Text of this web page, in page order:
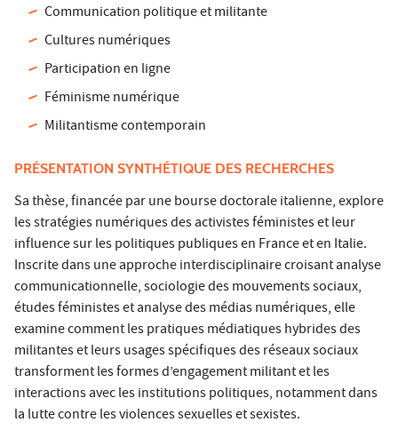
Communication politique et militante
Cultures numériques
Participation en ligne
Féminisme numérique
Militantisme contemporain
PRÉSENTATION SYNTHÉTIQUE DES RECHERCHES
Sa thèse, financée par une bourse doctorale italienne, explore
les stratégies numériques des activistes féministes et leur
influence sur les politiques publiques en France et en Italie.
Inscrite dans une approche interdisciplinaire croisant analyse
communicationnelle, sociologie des mouvements sociaux,
études féministes et analyse des médias numériques, elle
examine comment les pratiques médiatiques hybrides des
militantes et leurs usages spécifiques des réseaux sociaux
transforment les formes d’engagement militant et les
interactions avec les institutions politiques, notamment dans
la lutte contre les violences sexuelles et sexistes.